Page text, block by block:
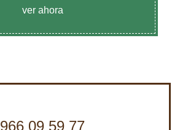
ver ahora
966 09 59 77